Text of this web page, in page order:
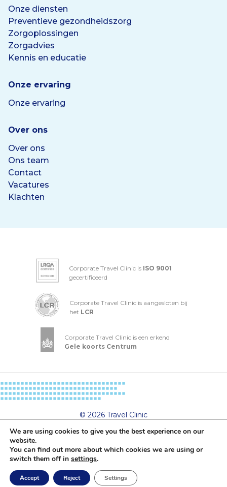
Onze diensten
Preventieve gezondheidszorg
Zorgoplossingen
Zorgadvies
Kennis en educatie
Onze ervaring
Onze ervaring
Over ons
Over ons
Ons team
Contact
Vacatures
Klachten
Corporate Travel Clinic is ISO 9001
gecertificeerd
Corporate Travel Clinic is aangesloten bij
het LCR
Corporate Travel Clinic is een erkend
Gele koorts Centrum
© 2026 Travel Clinic
Algemene voorwaarden
We are using cookies to give you the best experience on our
website.
You can find out more about which cookies we are using or
switch them off in settings.
Accept Reject Settings